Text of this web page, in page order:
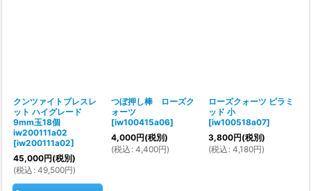
クンツァイトブレスレ
ット ハイグレード
9mm玉18個
iw200111a02
[iw200111a02]
45,000円(税別)
(税込 : 49,500円)
つぼ押し棒 ローズク
ォーツ
[iw100415a06]
4,000円(税別)
(税込 : 4,400円)
ローズクォーツ ピラミ
ッド 小
[iw100518a07]
3,800円(税別)
(税込 : 4,180円)